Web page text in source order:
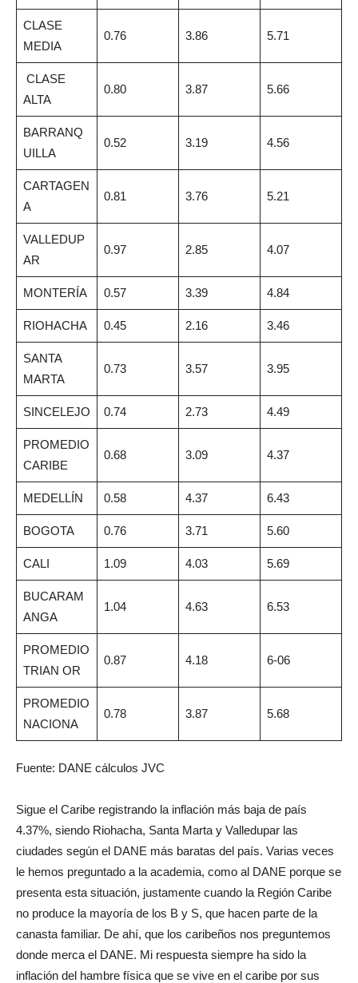
CLASE
MEDIA
0.76 3.86 5.71
CLASE
ALTA
0.80 3.87 5.66
BARRANQ
UILLA
0.52 3.19 4.56
CARTAGEN
A
0.81 3.76 5.21
VALLEDUP
AR
0.97 2.85 4.07
MONTERÍA 0.57 3.39 4.84
RIOHACHA 0.45 2.16 3.46
SANTA
MARTA
0.73 3.57 3.95
SINCELEJO 0.74 2.73 4.49
PROMEDIO
CARIBE
0.68 3.09 4.37
MEDELLÍN 0.58 4.37 6.43
BOGOTA 0.76 3.71 5.60
CALI 1.09 4.03 5.69
BUCARAM
ANGA
1.04 4.63 6.53
PROMEDIO
TRIAN OR
0.87 4.18 6-06
PROMEDIO
NACIONA
0.78 3.87 5.68
Fuente: DANE cálculos JVC
Sigue el Caribe registrando la inflación más baja de país
4.37%, siendo Riohacha, Santa Marta y Valledupar las
ciudades según el DANE más baratas del país. Varias veces
le hemos preguntado a la academia, como al DANE porque se
presenta esta situación, justamente cuando la Región Caribe
no produce la mayoría de los B y S, que hacen parte de la
canasta familiar. De ahí, que los caribeños nos preguntemos
donde merca el DANE. Mi respuesta siempre ha sido la
inflación del hambre física que se vive en el caribe por sus